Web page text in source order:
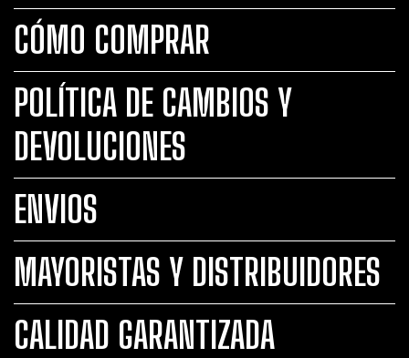
CÓMO COMPRAR
POLÍTICA DE CAMBIOS Y
DEVOLUCIONES
ENVIOS
MAYORISTAS Y DISTRIBUIDORES
CALIDAD GARANTIZADA